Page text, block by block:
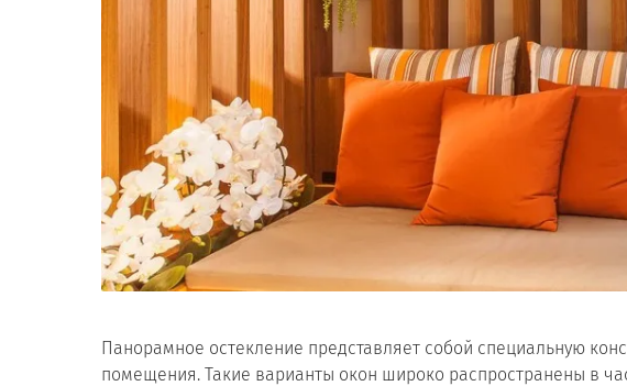
Панорамное остекление представляет собой специальную
помещения. Такие варианты окон широко распространены в